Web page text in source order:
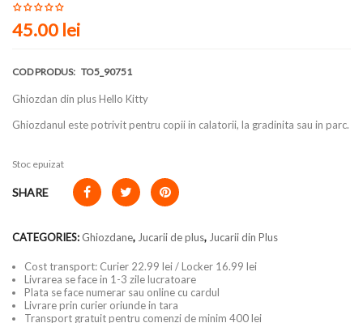
45.00 lei
COD PRODUS: TO5_90751
Ghiozdan din plus Hello Kitty
Ghiozdanul este potrivit pentru copii in calatorii, la gradinita sau in parc.
Stoc epuizat
SHARE
CATEGORIES: Ghiozdane, Jucarii de plus, Jucarii din Plus
Cost transport: Curier 22.99 lei / Locker 16.99 lei
Livrarea se face in 1-3 zile lucratoare
Plata se face numerar sau online cu cardul
Livrare prin curier oriunde in tara
Transport gratuit pentru comenzi de minim 400 lei